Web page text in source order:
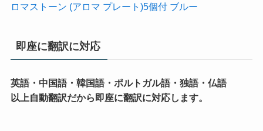
ロマストーン (アロマ プレート)5個付 ブルー
即座に翻訳に対応
英語・中国語・韓国語・ポルトガル語・独語・仏語
以上自動翻訳だから即座に翻訳に対応します。